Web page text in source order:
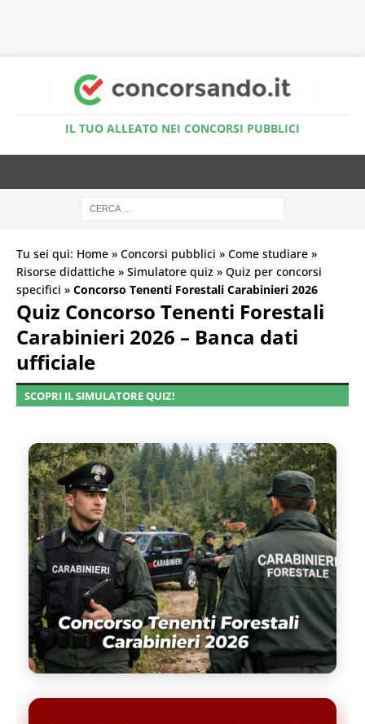
IL TUO ALLEATO NEI CONCORSI PUBBLICI
Tu sei qui: Home » Concorsi pubblici » Come studiare »
Risorse didattiche » Simulatore quiz » Quiz per concorsi
specifici » Concorso Tenenti Forestali Carabinieri 2026
Quiz Concorso Tenenti Forestali
Carabinieri 2026 – Banca dati
ufficiale
SCOPRI IL SIMULATORE QUIZ!